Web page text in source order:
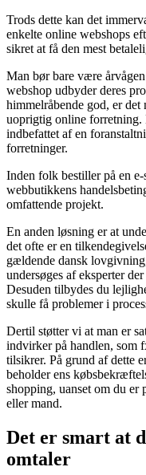
Trods dette kan det
enkelte online webshops
sikret at få den mest
Man bør bare være
webshop udbyder deres
himmelråbende god, er det
uoprigtig online forretning.
indbefattet af en
forretninger.
Inden folk bestiller på en
webbutikkens
omfattende projekt.
En anden løsning er at
det ofte er en
gældende dansk
undersøges af eksperter
Desuden tilbydes du
skulle få problemer i
Dertil støtter vi at man er
indvirker på handlen, som
tilsikrer. På grund af dette
beholder ens
shopping, uanset om du
eller mand.
Det er smart at
omtaler